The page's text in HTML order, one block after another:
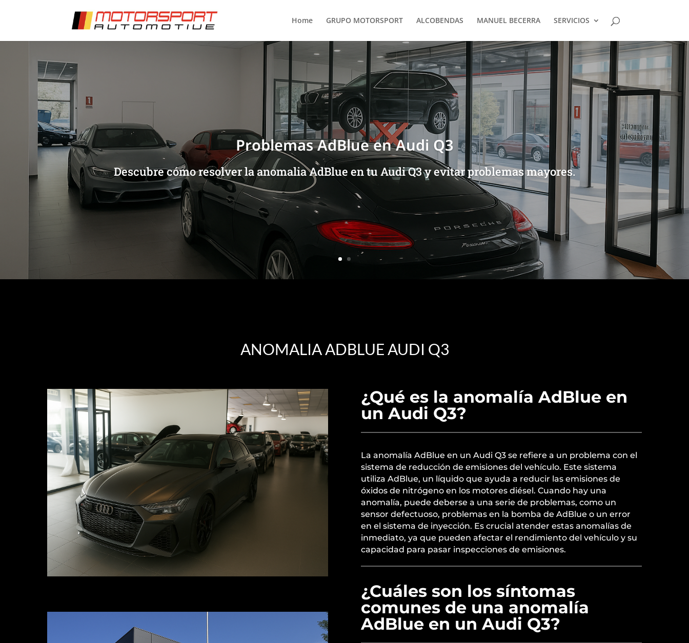
Home GRUPO MOTORSPORT ALCOBENDAS MANUEL BECERRA SERVICIOS
Problemas AdBlue en Audi Q3
Descubre cómo resolver la anomalia AdBlue en tu Audi Q3 y evitar problemas mayores.
ANOMALIA ADBLUE AUDI Q3
¿Qué es la anomalía AdBlue en
un Audi Q3?
La anomalía AdBlue en un Audi Q3 se refiere a un problema con el
sistema de reducción de emisiones del vehículo. Este sistema
utiliza AdBlue, un líquido que ayuda a reducir las emisiones de
óxidos de nitrógeno en los motores diésel. Cuando hay una
anomalía, puede deberse a una serie de problemas, como un
sensor defectuoso, problemas en la bomba de AdBlue o un error
en el sistema de inyección. Es crucial atender estas anomalías de
inmediato, ya que pueden afectar el rendimiento del vehículo y su
capacidad para pasar inspecciones de emisiones.
¿Cuáles son los síntomas
comunes de una anomalía
AdBlue en un Audi Q3?